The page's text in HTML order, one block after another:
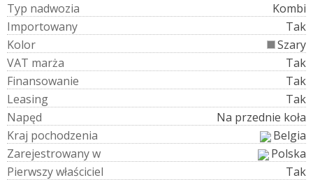
Typ nadwozia
Kombi
Importowany
Tak
Kolor
Szary
VAT marża
Tak
Finansowanie
Tak
Leasing
Tak
Napęd
Na przednie koła
Kraj pochodzenia
Belgia
Zarejestrowanyw
Polska
Pierwszywłaściciel
Tak